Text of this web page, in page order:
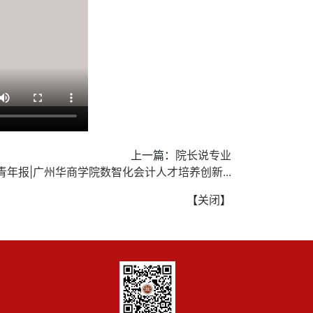
上一篇： 院长说专业
年报|广州华商学院数智化会计人才培养创新...
【关闭】